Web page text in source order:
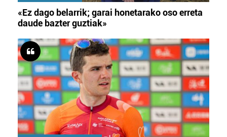
«Ez dago belarrik; garai honetarako oso erreta
daude bazter guztiak»